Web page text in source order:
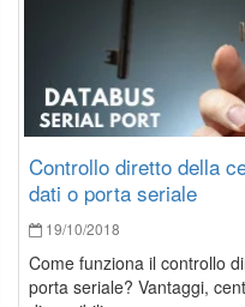
Controllo diretto della
dati o porta seriale
19/10/2018
Come funziona il controllo
porta seriale? Vantaggi,